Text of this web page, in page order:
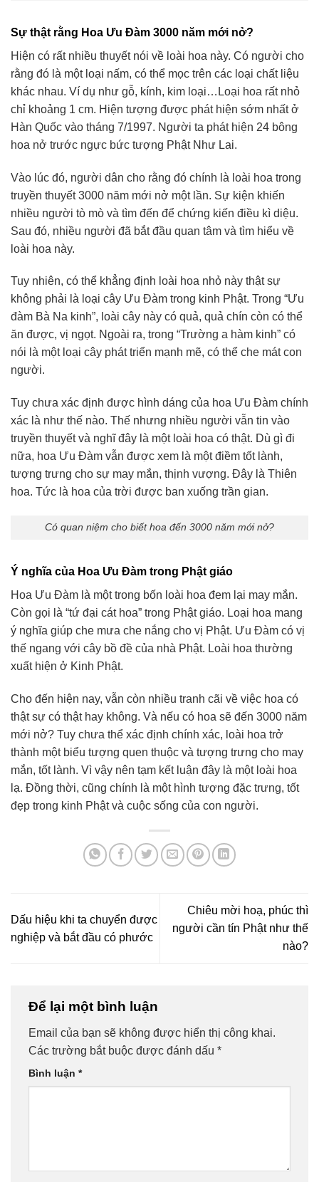
Sự thật rằng Hoa Ưu Đàm 3000 năm mới nở?
Hiện có rất nhiều thuyết nói về loài hoa này. Có người cho
rằng đó là một loại nấm, có thể mọc trên các loại chất liệu
khác nhau. Ví dụ như gỗ, kính, kim loại…Loại hoa rất nhỏ
chỉ khoảng 1 cm. Hiện tượng được phát hiện sớm nhất ở
Hàn Quốc vào tháng 7/1997. Người ta phát hiện 24 bông
hoa nở trước ngực bức tượng Phật Như Lai.
Vào lúc đó, người dân cho rằng đó chính là loài hoa trong
truyền thuyết 3000 năm mới nở một lần. Sự kiện khiến
nhiều người tò mò và tìm đến để chứng kiến điều kì diệu.
Sau đó, nhiều người đã bắt đầu quan tâm và tìm hiểu về
loài hoa này.
Tuy nhiên, có thể khẳng định loài hoa nhỏ này thật sự
không phải là loại cây Ưu Đàm trong kinh Phật. Trong “Ưu
đàm Bà Na kinh”, loài cây này có quả, quả chín còn có thể
ăn được, vị ngọt. Ngoài ra, trong “Trường a hàm kinh” có
nói là một loại cây phát triển mạnh mẽ, có thể che mát con
người.
Tuy chưa xác định được hình dáng của hoa Ưu Đàm chính
xác là như thế nào. Thế nhưng nhiều người vẫn tin vào
truyền thuyết và nghĩ đây là một loài hoa có thật. Dù gì đi
nữa, hoa Ưu Đàm vẫn được xem là một điềm tốt lành,
tượng trưng cho sự may mắn, thịnh vượng. Đây là Thiên
hoa. Tức là hoa của trời được ban xuống trần gian.
Có quan niệm cho biết hoa đến 3000 năm mới nở?
Ý nghĩa của Hoa Ưu Đàm trong Phật giáo
Hoa Ưu Đàm là một trong bốn loài hoa đem lại may mắn.
Còn gọi là “tứ đại cát hoa” trong Phật giáo. Loại hoa mang
ý nghĩa giúp che mưa che nắng cho vị Phật. Ưu Đàm có vị
thế ngang với cây bồ đề của nhà Phật. Loài hoa thường
xuất hiện ở Kinh Phật.
Cho đến hiện nay, vẫn còn nhiều tranh cãi về việc hoa có
thật sự có thật hay không. Và nếu có hoa sẽ đến 3000 năm
mới nở? Tuy chưa thể xác định chính xác, loài hoa trở
thành một biểu tượng quen thuộc và tượng trưng cho may
mắn, tốt lành. Vì vậy nên tạm kết luận đây là một loài hoa
lạ. Đồng thời, cũng chính là một hình tượng đặc trưng, tốt
đẹp trong kinh Phật và cuộc sống của con người.
Dấu hiệu khi ta chuyển được
nghiệp và bắt đầu có phước
Chiêu mời hoạ, phúc thì
người cần tín Phật như thế
nào?
Để lại một bình luận
Email của bạn sẽ không được hiển thị công khai.
Các trường bắt buộc được đánh dấu *
Bình luận *